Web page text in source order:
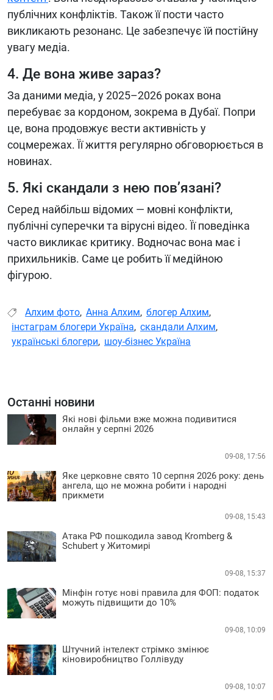
публічних конфліктів. Також її пости часто
викликають резонанс. Це забезпечує їй постійну
увагу медіа.
4. Де вона живе зараз?
За даними медіа, у 2025–2026 роках вона
перебуває за кордоном, зокрема в Дубаї. Попри
це, вона продовжує вести активність у
соцмережах. Її життя регулярно обговорюється в
новинах.
5. Які скандали з нею пов’язані?
Серед найбільш відомих — мовні конфлікти,
публічні суперечки та вірусні відео. Її поведінка
часто викликає критику. Водночас вона має і
прихильників. Саме це робить її медійною
фігурою.
Алхим фото, Анна Алхим, блогер Алхим,
інстаграм блогери Україна, скандали Алхим,
українські блогери, шоу-бізнес Україна
Останні новини
Які нові фільми вже можна подивитися
онлайн у серпні 2026
09-08, 17:56
Яке церковне свято 10 серпня 2026 року: день
ангела, що не можна робити і народні
прикмети
09-08, 15:43
Атака РФ пошкодила завод Kromberg &
Schubert у Житомирі
09-08, 15:37
Мінфін готує нові правила для ФОП: податок
можуть підвищити до 10%
09-08, 10:09
Штучний інтелект стрімко змінює
кіновиробництво Голлівуду
09-08, 10:07